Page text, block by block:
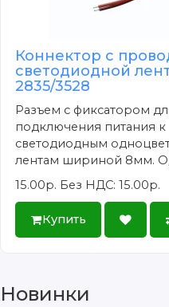
Коннектор с
светодиодной
2835/3528
Разъем с фиксатором
подключения питания к
светодиодным
лентам шириной 8мм.
15.00р. Без НДС: 15.00р.
Купить
Новинки